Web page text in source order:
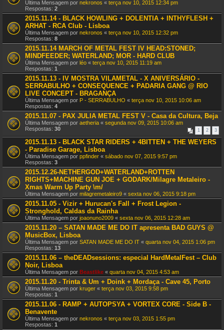
Última Mensagem por nekronos « terça nov 10, 2015 12:34 pm
Respostas: 2
2015.11.14 - BLACK HOWLING + DOLENTIA + INTHYFLESH +
ARHAT - RCA Club - Lisboa
Última Mensagem por nekronos « terça nov 10, 2015 12:32 pm
Respostas: 8
2015.11.14 MARCH OF METAL FEST IV HEAD:STONED;
MINDFEEDER; WATERLAND; MOR - HARD CLUB
Última Mensagem por léo « terça nov 10, 2015 11:19 am
Respostas: 1
2015.11.13 - IV MOSTRA VILAMETAL - X ANIVERSÁRIO -
SERRABULHO + CONSEQUENCE + PADARIA GANG @ RIO
LIVE CONCEPT - BRAGANÇA
Última Mensagem por P - SERRABULHO « terça nov 10, 2015 10:06 am
Respostas: 4
2015.11.07 - PAX JULIA METAL FEST V - Casa da Cultura, Beja
Última Mensagem por aetheria « segunda nov 09, 2015 10:06 am
Respostas: 30 1 2 3
2015.11.13 - BLACK STAR RIDERS + 4BITTEN + THE WEYERS
- Paradise Garage, Lisboa
Última Mensagem por ppfinder « sábado nov 07, 2015 9:57 pm
Respostas: 3
2015.12.26-NETHERGOD+WATERLAND+ROTTEN
RIGHTS+MACHINE GUN JOE + GODARK/Milagre Metaleiro -
Xmas Warm Up Party \m/
Última Mensagem por milagremetaleiro9 « sexta nov 06, 2015 9:18 pm
2015.11.05 - Vizir + Hurucan's Fall + Frost Legion -
Stronghold, Caldas da Rainha
Última Mensagem por joaonuno2009 « sexta nov 06, 2015 12:28 am
2015.11.20 – SATAN MADE ME DO IT apresenta BAD GUYS @
MusicBox, Lisboa
Última Mensagem por SATAN MADE ME DO IT « quarta nov 04, 2015 1:06 pm
Respostas: 13
2015.11.06 – theDEADsessions: especial HardMetalFest – Club
Noir, Lisboa
Última Mensagem por Beastlike « quarta nov 04, 2015 4:53 am
2015.11.20 - Trinta & Um + Doink + Mordaça - Cave 45, Porto
Última Mensagem por kruger « terça nov 03, 2015 9:58 pm
Respostas: 1
2015.11.06 - RAMP + AUTOPSYA + VORTEX CORE - Side B -
Benavente
Última Mensagem por nekronos « terça nov 03, 2015 1:55 pm
Respostas: 1